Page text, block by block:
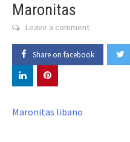
Maronitas
Leave a comment
Share on facebook
Maronitas libano